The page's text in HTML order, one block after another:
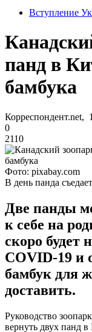
Вступление
панд в
бамбука
Корреспондент.net,
0
2110
Фото: pixabay.com
В день панда
Две панды
к себе на
скоро будет
COVID-19 и
бамбук для
доставить.
Руководство
вернуть двух панд